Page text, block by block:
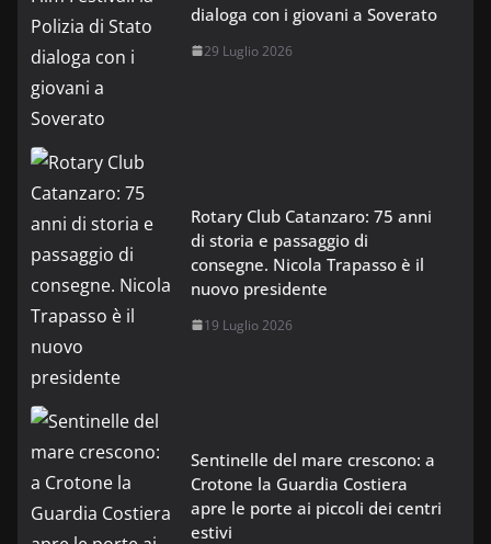
dialoga con i giovani a Soverato
29 Luglio 2026
Rotary Club Catanzaro: 75 anni
di storia e passaggio di
consegne. Nicola Trapasso è il
nuovo presidente
19 Luglio 2026
Sentinelle del mare crescono: a
Crotone la Guardia Costiera
apre le porte ai piccoli dei centri
estivi